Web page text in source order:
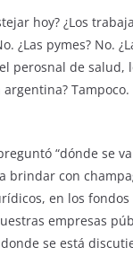
hoy? ¿Los
¿Las pymes? No.
perosnal de salud,
argentina?
“dónde se
brindar con
en los
empresas
se está